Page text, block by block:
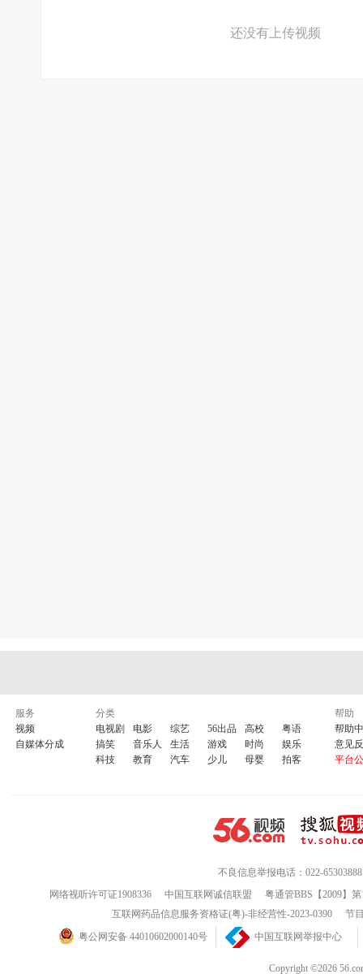
还没有上传视频
服务
视频
自媒体分成
分类
电视剧
电影 综艺 56出品 高校
粤语
搞笑
音乐人 生活 游戏 时尚
娱乐
科技
教育 汽车 少儿 母婴 拍客
帮助
帮助
意见
平台
不良信息举报电话：022-65303888
网络视听许可证1908336
中国互联网诚信联盟
粤通管BBS【2009】
互联网药品信息服务资格证(粤)-非经营性-2023-0390
节
粤公网安备 44010602000140号
中国互联网举报中心
Copyright ©2026